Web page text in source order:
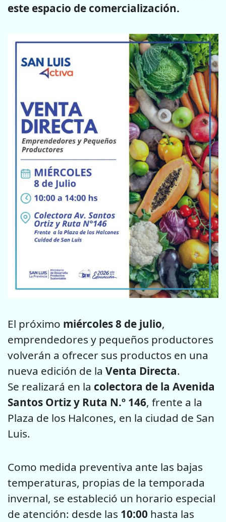
este espacio de comercialización.
El próximo miércoles 8 de julio,
emprendedores y pequeños productores
volverán a ofrecer sus productos en una
nueva edición de la Venta Directa.
Se realizará en la colectora de la Avenida
Santos Ortiz y Ruta N.º 146, frente a la
Plaza de los Halcones, en la ciudad de San
Luis.
Como medida preventiva ante las bajas
temperaturas, propias de la temporada
invernal, se estableció un horario especial
de atención: desde las 10:00 hasta las